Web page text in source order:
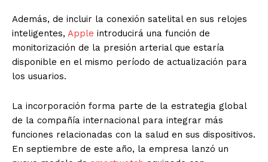
Además, de incluir la conexión satelital en sus relojes
inteligentes, Apple introducirá una función de
monitorización de la presión arterial que estaría
disponible en el mismo período de actualización para
los usuarios.
La incorporación forma parte de la estrategia global
de la compañía internacional para integrar más
funciones relacionadas con la salud en sus dispositivos.
En septiembre de este año, la empresa lanzó un